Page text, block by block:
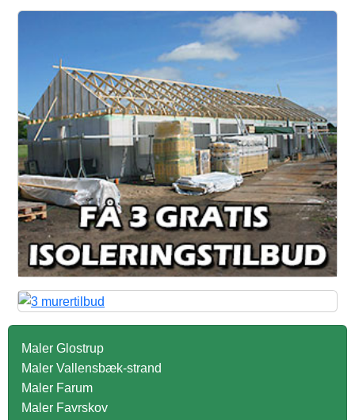
Maler Glostrup
Maler Vallensbæk-strand
Maler Farum
Maler Favrskov